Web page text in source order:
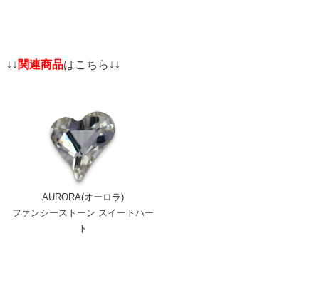
↓↓ 関連商品はこちら↓↓
AURORA(オーロラ)
ファンシーストーン スイートハー
ト